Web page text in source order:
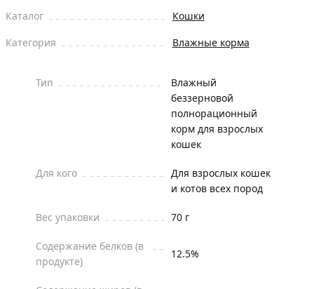
Каталог
Кошки
Категория
Влажные корма
Тип
Влажный
беззерновой
полнорационный
корм для взрослых
кошек
Для кого
Для взрослых кошек
и котов всех пород
Вес упаковки 70 г
Содержание белков (в
продукте)
12.5%